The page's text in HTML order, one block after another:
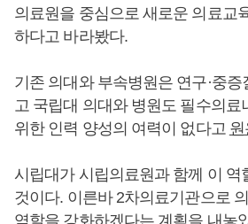
의료원을 중심으로 새로운 의료교
하다고 바라봤다.
기존 의대와 부속병원은 연구·중
고 국립대 의대와 병원도 필수의료
위한 인력 양성의 여력이 없다고 원
시립대가 시립의료원과 함께 이 역
것이다. 이른바 2차의료기관으로
역할을 강화하겠다는 계획을 내놓